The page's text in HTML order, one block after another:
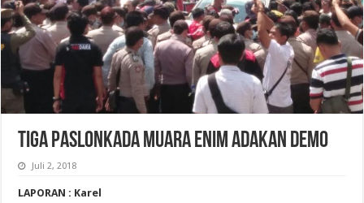
TIGA PASLONKADA MUARA ENIM ADAKAN DEMO
Juli 2, 2018
LAPORAN : Karel